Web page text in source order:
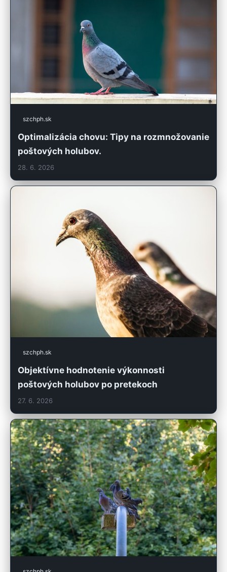
szchph.sk
Optimalizácia chovu: Tipy na rozmnožovanie
poštových holubov.
28. 6. 2026
szchph.sk
Objektívne hodnotenie výkonnosti
poštových holubov po pretekoch
27. 6. 2026